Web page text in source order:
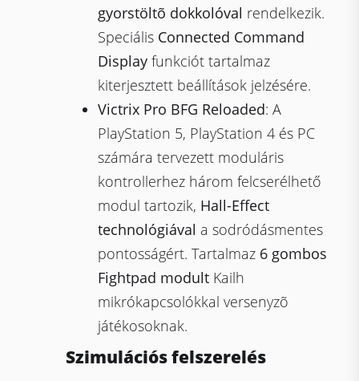
gyorstöltõ dokkolóval rendelkezik.
Speciális Connected Command
Display funkciót tartalmaz
kiterjesztett beállítások jelzésére.
Victrix Pro BFG Reloaded: A
PlayStation 5, PlayStation 4 és PC
számára tervezett moduláris
kontrollerhez három felcserélhető
modul tartozik, Hall-Effect
technológiával a sodródásmentes
pontosságért. Tartalmaz 6 gombos
Fightpad modult Kailh
mikrókapcsolókkal versenyzõ
játékosoknak.
Szimulációs felszerelés